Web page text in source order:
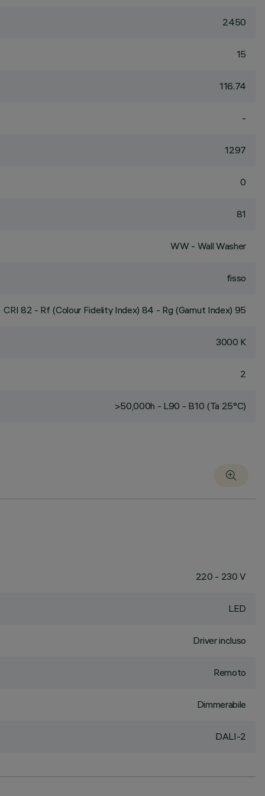
2450
15
116.74
-
1297
0
81
WW - Wall Washer
fisso
CRI 82 - Rf (Colour Fidelity Index) 84 - Rg (Gamut Index) 95
3000 K
2
>50,000h - L90 - B10 (Ta 25°C)
220 - 230 V
LED
Driver incluso
Remoto
Dimmerabile
DALI-2